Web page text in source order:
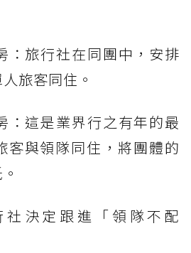
：旅行社在同團中，安排
旅客同住。
：這是業界行之有年的最
客與領隊同住，將團體的
決定跟進「領隊不配